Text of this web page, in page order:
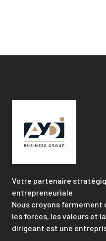
Votre partenaire
entrepreneuriale
Nous croyons fermement
les forces, les valeurs et
dirigeant est une